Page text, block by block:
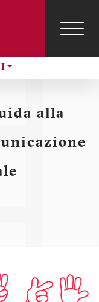
Menu
profilo
utente
alla